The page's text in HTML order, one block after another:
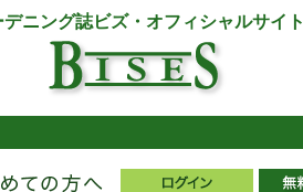
デニング誌ビズ・オフィシャルサイト